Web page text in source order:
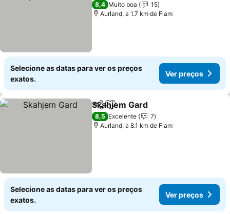
8,4 Muito boa
15
Aurland, a 1.7 km de Flam
Selecione as datas para ver os preços
exatos.
Ver preços
PartilharAdicionar aos favoritos
Skahjem Gard
8,5 Excelente
7
Aurland, a 8.1 km de Flam
Selecione as datas para ver os preços
exatos.
Ver preços